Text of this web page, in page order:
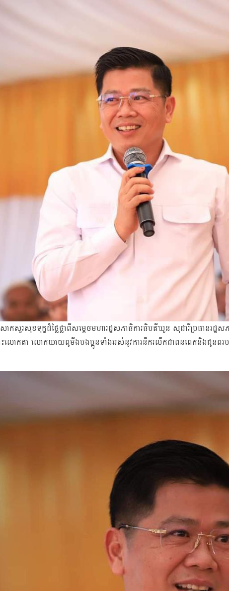
សាកសួរសុខទុក្ខដ៏ថ្លៃថ្លាពីសម្តេចមហារដ្ឋសភាធិការធិបតីឃួន សុដារីប្រធានរដ្
ោះលោកតា លោកយាយពូមីងបងប្អូនទាំងអស់នូវការនឹករលឹកជាពនពេកនិងជូនព